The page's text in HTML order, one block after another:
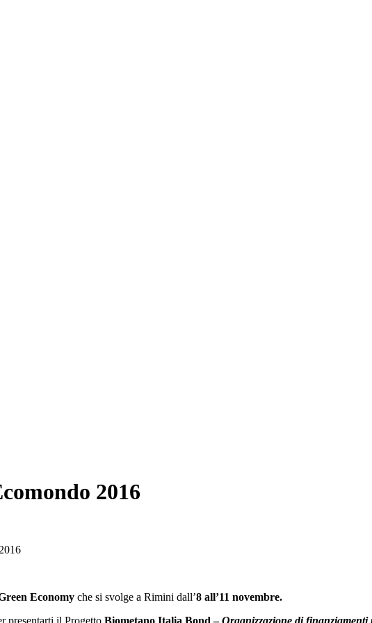
2016
Economy che si svolge a Rimini dall’8 all’11 novembre.
presentarti il Progetto Biometano Italia Bond –Organizzazione di